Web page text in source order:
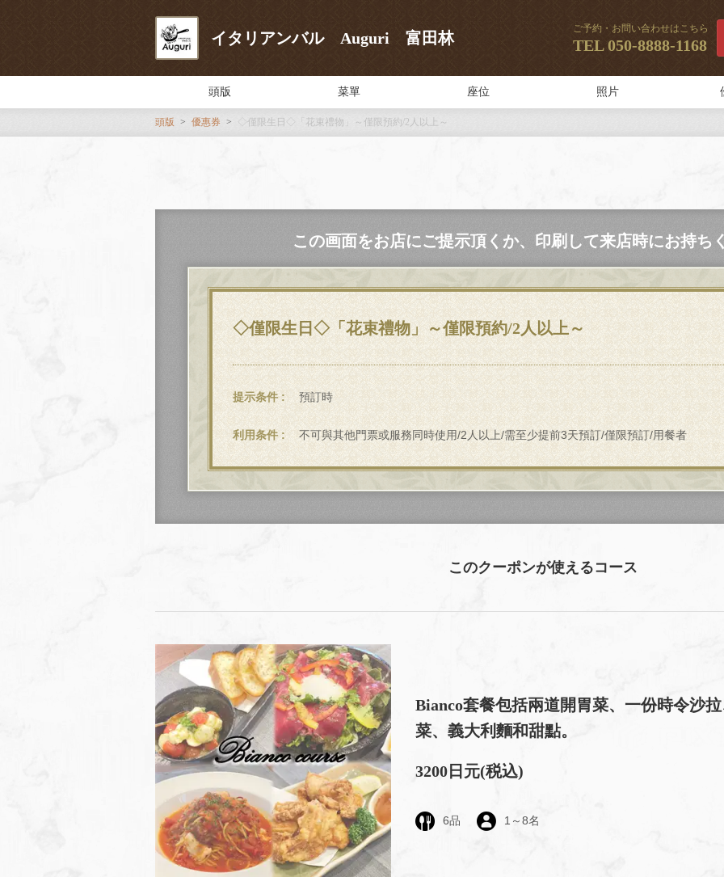
イタリアンバル Auguri 富田林
ご予約・お問い合わせはこちら
TEL050-8888-1168
頭版 菜單 座位 照片
頭版 優惠券 ◇僅限生日◇「花束禮物」～僅限預約/2人以上～
この画面をお店にご提示頂くか、印刷して来店時にお持ち
◇僅限生日◇「花束禮物」～僅限預約/2人以上～
提示条件 預訂時
利用条件 不可與其他門票或服務同時使用/2人以上/需至少提前3天預訂/僅限預訂/用餐者
このクーポンが使えるコース
Bianco套餐包括兩道開胃菜、一份時令沙
菜、義大利麵和甜點。
3200日元(税込)
6品 1～8名